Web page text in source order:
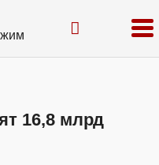
16,8 млрд